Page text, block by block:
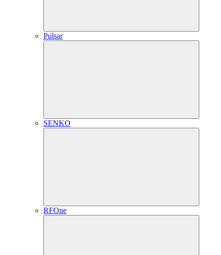
Pulsar
SENKO
RFOne